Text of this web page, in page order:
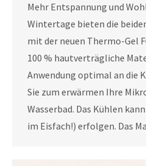
Mehr Entspannung und
Wintertage bieten die
mit der neuen Thermo-Gel
100 % hautverträgliche
Anwendung optimal an die
Sie zum erwärmen Ihre
Wasserbad. Das Kühlen
im Eisfach!) erfolgen. Das